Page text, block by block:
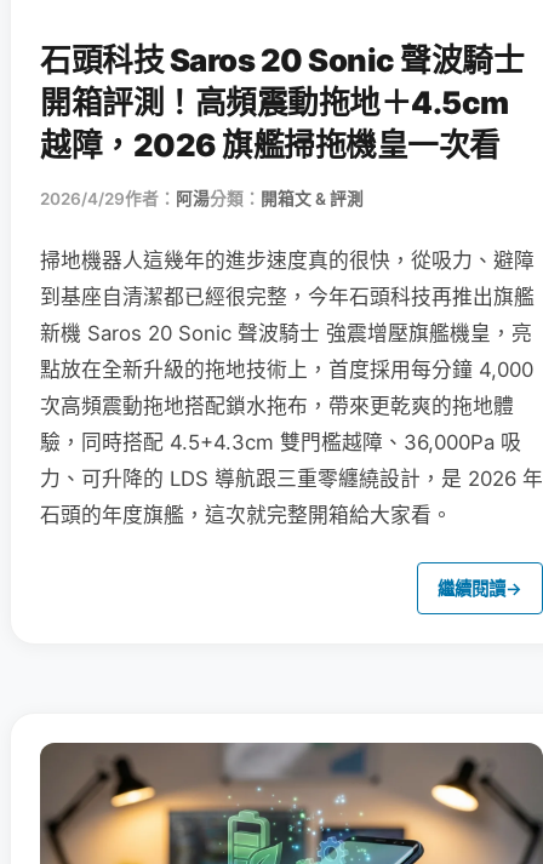
石頭科技 Saros 20 Sonic 聲波騎士
開箱評測！高頻震動拖地＋4.5cm
越障，2026 旗艦掃拖機皇一次看
2026/4/29作者： 阿湯分類： 開箱文 & 評測
掃地機器人這幾年的進步速度真的很快，從吸力、避障
到基座自清潔都已經很完整，今年石頭科技再推出旗艦
新機 Saros 20 Sonic 聲波騎士 強震增壓旗艦機皇，亮
點放在全新升級的拖地技術上，首度採用每分鐘 4,000
次高頻震動拖地搭配鎖水拖布，帶來更乾爽的拖地體
驗，同時搭配 4.5+4.3cm 雙門檻越障、36,000Pa 吸
力、可升降的 LDS 導航跟三重零纏繞設計，是 2026 年
石頭的年度旗艦，這次就完整開箱給大家看。
繼續閱讀→